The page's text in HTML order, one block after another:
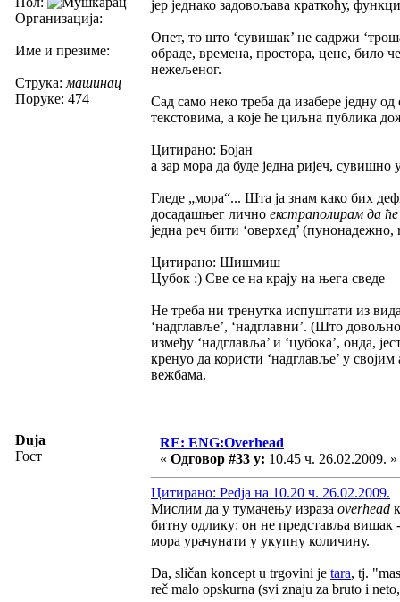
Организација:
Име и презиме:
Струка: машинац
Поруке: 474
јер једнако задовољава краткоћу,
Опет, то што ‘сувишак’ не садржи
обраде, времена, простора, цене, било
нежељеног.
Сад само неко треба да изабере једну
текстовима, а које ће циљна публика
Цитирано: Бојан
а зар мора да буде једна ријеч,
Гледе „мора“... Шта ја знам како бих
досадашњег лично екстраполирам да
једна реч бити ‘оверхед’
Цитирано: Шишмиш
Цубок :) Све се на крају на њега сведе
Не треба ни тренутка испуштати из
‘надглавље’, ‘надглавни’. (Што
између ‘надглавља’ и ‘цубока’, онда,
кренуо да користи ‘надглавље’ у
вежбама.
Duja
Гост
RE: ENG:Overhead
« Одговор #33 у: 10.45 ч. 26.02.2009. »
Цитирано: Pedja на 10.20 ч. 26.02.2009.
Мислим да у тумачењу израза overhead
битну одлику: он не представља вишак
мора урачунати у укупну количину.
Da, sličan koncept u trgovini je tara, tj.
reč malo opskurna (svi znaju za bruto i